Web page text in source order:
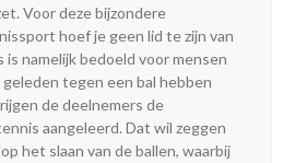
Voor deze bijzondere
hoef je geen lid te zijn van
namelijk bedoeld voor mensen
tegen een bal hebben
de deelnemers de
aangeleerd. Dat wil zeggen
het slaan van de ballen, waarbij